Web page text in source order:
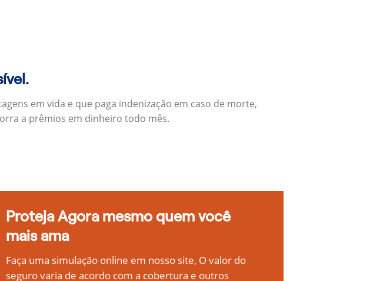
em vida e que paga indenização em caso de morte,
a prêmios em dinheiro todo mês.
Proteja Agora mesmo quem você
mais ama
Faça uma simulação online em nosso site, O valor do
seguro varia de acordo com a cobertura e outros